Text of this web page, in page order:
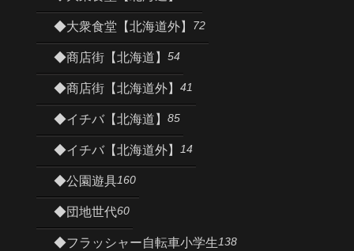
◆大衆食堂【北海道外】 72
◆商店街【北海道】 54
◆商店街【北海道外】 41
◆イチバ【北海道】 85
◆イチバ【北海道外】 14
◆公園遊具160
◆団地世代60
◆フラッシャー自転車小学生138